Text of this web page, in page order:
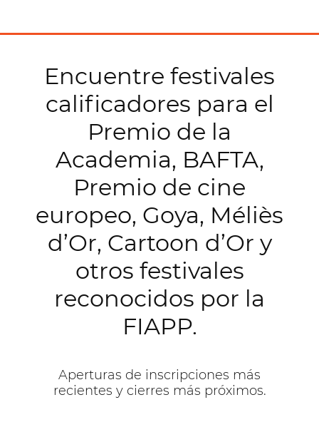
Encuentre festivales
calificadores para el
Premio de la
Academia, BAFTA,
Premio de cine
europeo, Goya, Méliès
d’Or, Cartoon d’Or y
otros festivales
reconocidos por la
FIAPP.
Aperturas de inscripciones más
recientes y cierres más próximos.